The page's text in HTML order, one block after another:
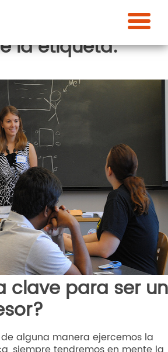
la etiqueta:
clave para ser un
alguna manera ejercemos la